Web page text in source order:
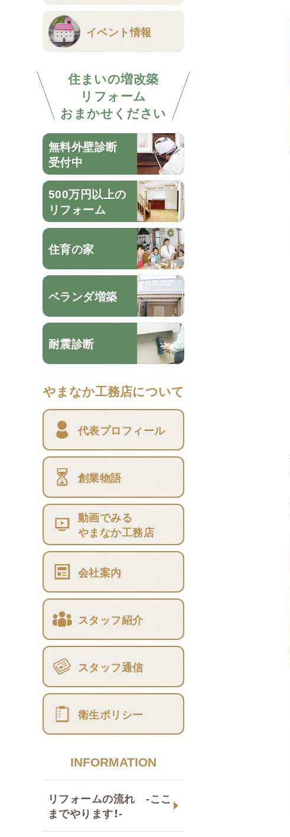
イベント情報
住まいの増改築
リフォーム
おまかせください
無料外壁診断
受付中
500万円以上の
リフォーム
住育の家
ベランダ増築
耐震診断
やまなか工務店について
代表プロフィール
創業物語
動画でみる
やまなか工務店
会社案内
スタッフ紹介
スタッフ通信
衛生ポリシー
INFORMATION
リフォームの流れ -ここ
までやります！-